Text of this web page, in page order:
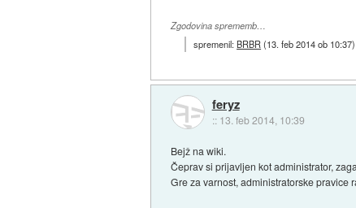
Zgodovina sprememb…
spremenil:BRBR(13. feb 2014 ob 10:37)
feryz
:: 13. feb 2014, 10:39
Bejž na wiki.
Čeprav si prijavljen kot administrator,
Gre za varnost, administratorske pravice